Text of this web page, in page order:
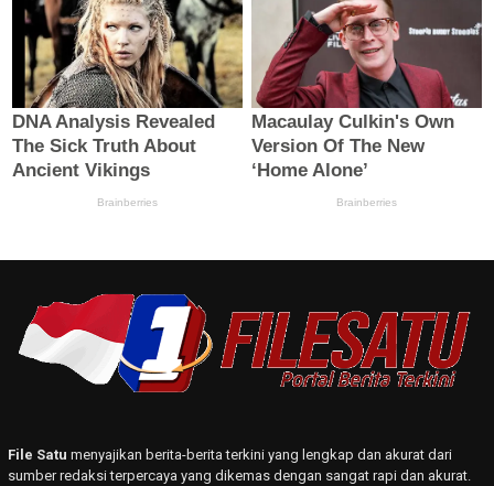
File Satu menyajikan berita-berita terkini yang lengkap dan akurat dari
sumber redaksi terpercaya yang dikemas dengan sangat rapi dan akurat.